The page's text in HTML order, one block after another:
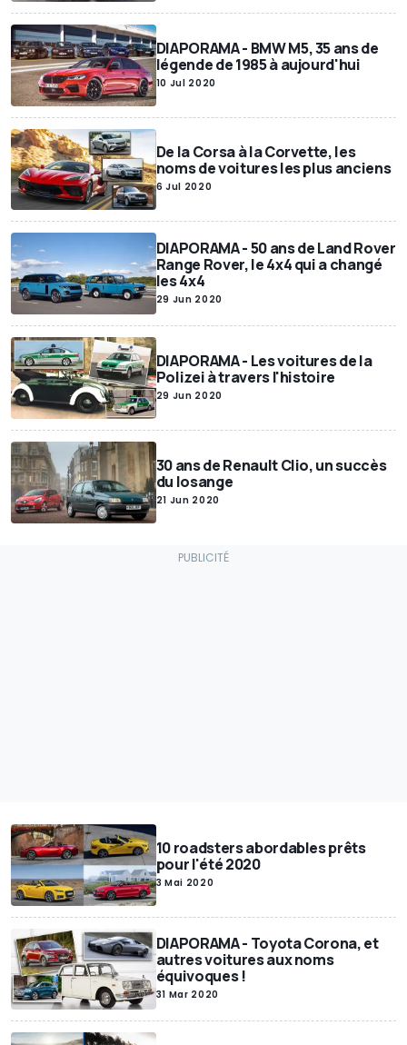
DIAPORAMA - BMW M5, 35 ans de
légende de 1985 à aujourd'hui
10 Jul 2020
De la Corsa à la Corvette, les
noms de voitures les plus anciens
6 Jul 2020
DIAPORAMA - 50 ans de Land Rover
Range Rover, le 4x4 qui a changé
les 4x4
29 Jun 2020
DIAPORAMA - Les voitures de la
Polizei à travers l'histoire
29 Jun 2020
30 ans de Renault Clio, un succès
du losange
21 Jun 2020
10 roadsters abordables prêts
pour l'été 2020
3 Mai 2020
DIAPORAMA - Toyota Corona, et
autres voitures aux noms
équivoques !
31 Mar 2020